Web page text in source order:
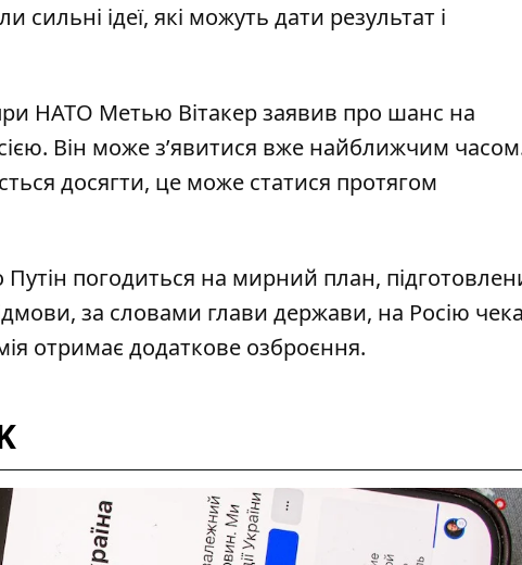
ідеї, які можуть дати результат і
НАТО Метью Вітакер заявив про шанс на
Він може з’явитися вже найближчим
досягти, це може статися протягом
погодиться на мирний план,
за словами глави держави, на Росію
отримає додаткове озброєння.